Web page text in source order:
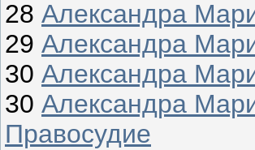
28 Александра
29 Александра
30 Александра
30 Александра
Правосудие